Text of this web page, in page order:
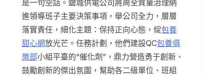
是一句空話。鹽城供電公司將周全質量治理納
進領導班子主要決策事項，舉公司全力，層層
落實責任，細化主題：保持正向心態，綻包養
甜心網放光芒。任務計劃，他們建設QC包養俱
樂部小組平臺的“催化劑”，鼎力營造勇于創新、
鼓勵創新的傑出氛圍，幫助各二級單位、班組